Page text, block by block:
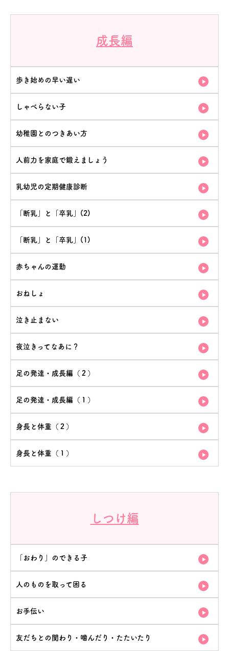
成長編
歩き始めの早い遅い
しゃべらない子
幼稚園とのつきあい方
人前力を家庭で鍛えましょう
乳幼児の定期健康診断
「断乳」と「卒乳」(2)
「断乳」と「卒乳」(1)
赤ちゃんの運動
おねしょ
泣き止まない
夜泣きってなあに？
足の発達・成長編（２）
足の発達・成長編（１）
身長と体重（２）
身長と体重（１）
しつけ編
「おわり」のできる子
人のものを取って困る
お手伝い
友だちとの関わり・噛んだり・たたいたり